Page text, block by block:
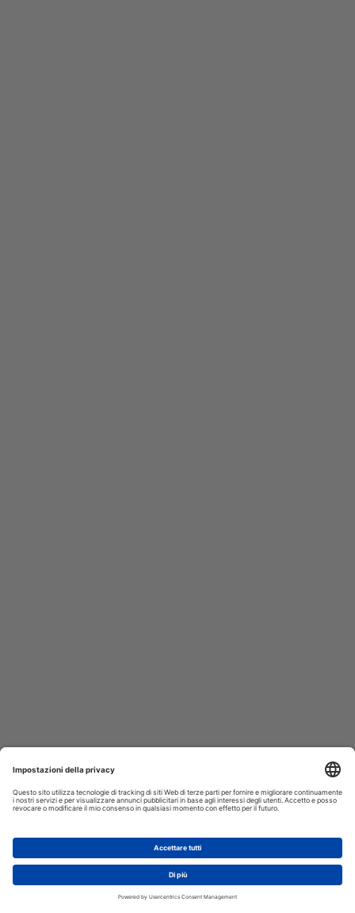
AGGIUNGI AL CARRELLO